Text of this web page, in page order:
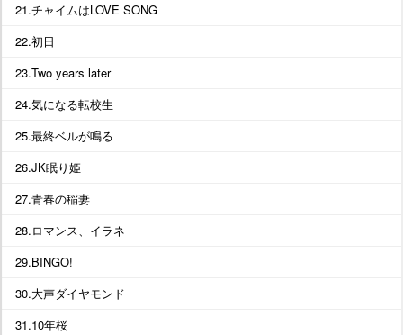
21.チャイムはLOVE SONG
22.初日
23.Two years later
24.気になる転校生
25.最終ベルが鳴る
26.JK眠り姫
27.青春の稲妻
28.ロマンス、イラネ
29.BINGO!
30.大声ダイヤモンド
31.10年桜